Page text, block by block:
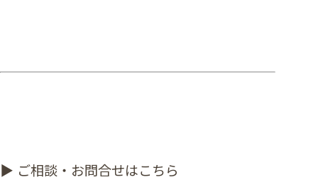
▶ ご相談・お問合せはこちら